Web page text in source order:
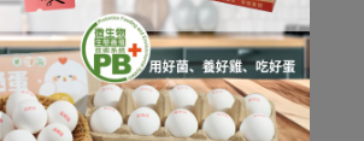
提供產品或服務。
知，這些公司均無權使用本網
人資料，作提供產品或服務以